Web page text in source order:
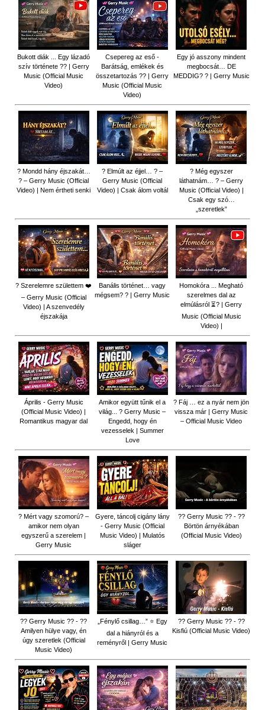
Bukott diák ... Egy lázadó
szív története ?? | Gerry
Music (Official Music
Video)
Csepereg az eső -
Barátság, emlékek és
összetartozás ?️? | Gerry
Music (Official Music
Video)
Egy jó asszony mindent
megbocsát… DE
MEDDIG? ? | Gerry Music
? Mondd hány éjszakát…
? – Gerry Music (Official
Video) | Nem értheti senki
? Elmúlt az éjjel… ? –
Gerry Music (Official
Video) | Csak álom voltál
? Még egyszer
láthatnám… ? – Gerry
Music (Official Video) |
Csak egy szó…
„szeretlek”
? Szerelemre születtem ❤️
– Gerry Music (Official
Video) | A szenvedély
éjszakája
Banális történet… vagy
mégsem? ? | Gerry Music
Homokóra ... Megható
szerelmes dal az
elmúlásról ⏳? | Gerry
Music (Official Music
Video) |
Április - Gerry Music
(Official Music Video) |
Romantikus magyar dal
Amikor együtt tűnik el a
világ... ? Gerry Music –
Engedd, hogy én
vezesselek | Summer
Love
? Fáj … ez a nyár nem jön
vissza már | Gerry Music
– Official Music Video
? Mért vagy szomorú? –
amikor nem olyan
egyszerű a szerelem |
Gerry Music
Gyere, táncolj cigány lány
- Gerry Music (Official
Music Video) | Mulatós
sláger
?? Gerry Music ?? - ??
Börtön árnyékában
(Official Music Video)
?? Gerry Music ?? - ??
Amilyen hülye vagy, én
úgy szeretlek (Official
Music Video)
„Fénylő csillag…” ⭐ Egy
dal a hiányról és a
reményről | Gerry Music
?? Gerry Music ?? - ??
Kisfiú (Official Music Video)